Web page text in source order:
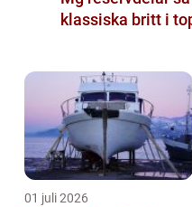
klassiska britt i
01 juli 2026